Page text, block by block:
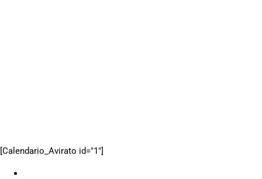
[Calendario_Avirato id="1"]